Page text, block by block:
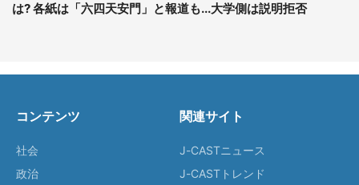
は? 各紙は「六四天安門」と報道も...大学側は説明拒否
コンテンツ
社会
政治
関連サイト
J-CASTニュース
J-CASTトレンド